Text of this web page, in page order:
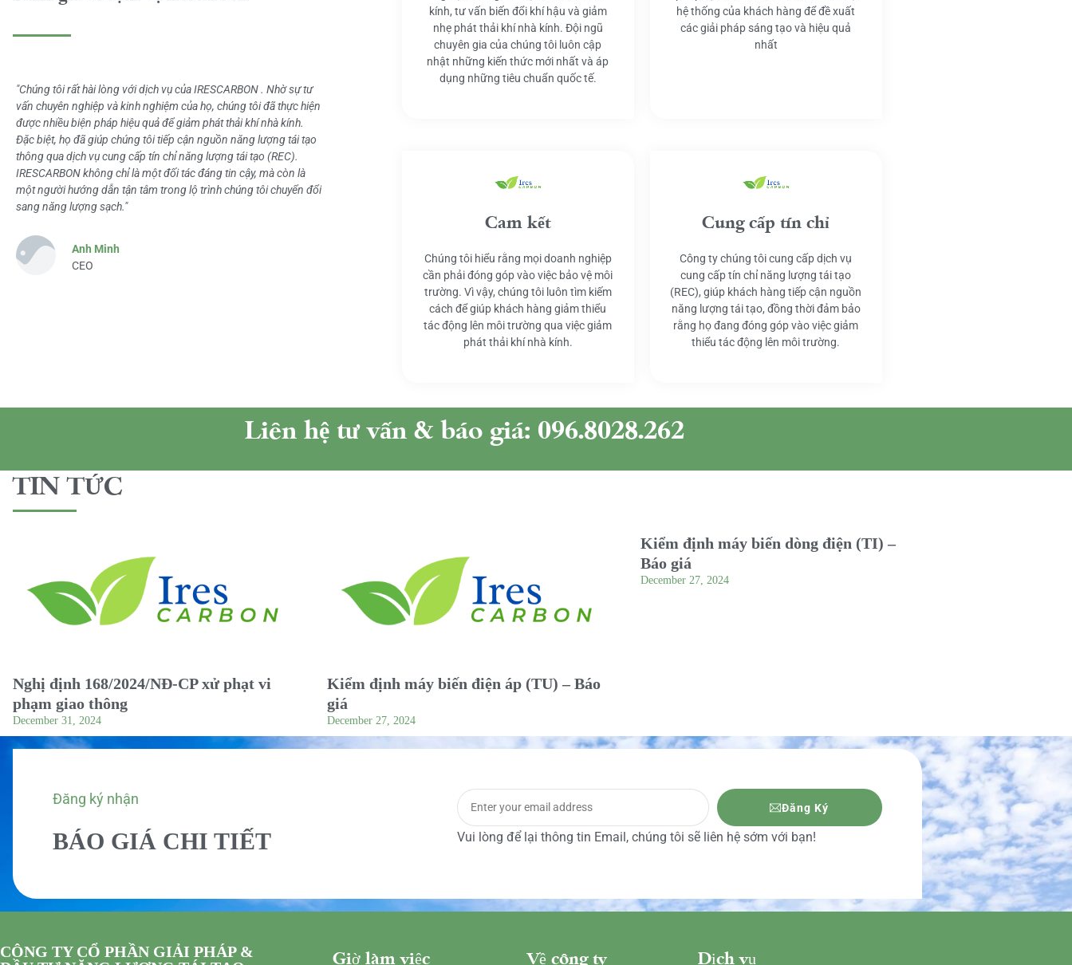
"Chúng tôi rất hài lòng với dịch vụ của IRESCARBON . Nhờ sự tư
vấn chuyên nghiệp và kinh nghiệm của họ, chúng tôi đã thực hiện
được nhiều biện pháp hiệu quả để giảm phát thải khí nhà kính.
Đặc biệt, họ đã giúp chúng tôi tiếp cận nguồn năng lượng tái tạo
thông qua dịch vụ cung cấp tín chỉ năng lượng tái tạo (REC).
IRESCARBON không chỉ là một đối tác đáng tin cậy, mà còn là
một người hướng dẫn tận tâm trong lộ trình chúng tôi chuyển đổi
sang năng lượng sạch."
Anh Minh
CEO
kính, tư vấn biến đổi khí hậu và giảm
nhẹ phát thải khí nhà kính. Đội ngũ
chuyên gia của chúng tôi luôn cập
nhật những kiến thức mới nhất và áp
dụng những tiêu chuẩn quốc tế.
hệ thống của khách hàng để đề xuất
các giải pháp sáng tạo và hiệu quả
nhất
Cam kết
Chúng tôi hiểu rằng mọi doanh nghiệp
cần phải đóng góp vào việc bảo vệ môi
trường. Vì vậy, chúng tôi luôn tìm kiếm
cách để giúp khách hàng giảm thiểu
tác động lên môi trường qua việc giảm
phát thải khí nhà kính.
Cung cấp tín chỉ
Công ty chúng tôi cung cấp dịch vụ
cung cấp tín chỉ năng lượng tái tạo
(REC), giúp khách hàng tiếp cận nguồn
năng lượng tái tạo, đồng thời đảm bảo
rằng họ đang đóng góp vào việc giảm
thiểu tác động lên môi trường.
Liên hệ tư vấn & báo giá: 096.8028.262
TIN TỨC
Nghị định 168/2024/NĐ-CP xử phạt vi
phạm giao thông
December 31, 2024
Kiểm định máy biến điện áp (TU) – Báo
giá
December 27, 2024
Kiểm định máy biến dòng điện (TI) –
Báo giá
December 27, 2024
Đăng ký nhận
BÁO GIÁ CHI TIẾT
Đăng Ký
Vui lòng để lại thông tin Email, chúng tôi sẽ liên hệ sớm với bạn!
CÔNG TY CỔ PHẦN GIẢI PHÁP &
Giờ làm việc Về công ty Dịch vụ